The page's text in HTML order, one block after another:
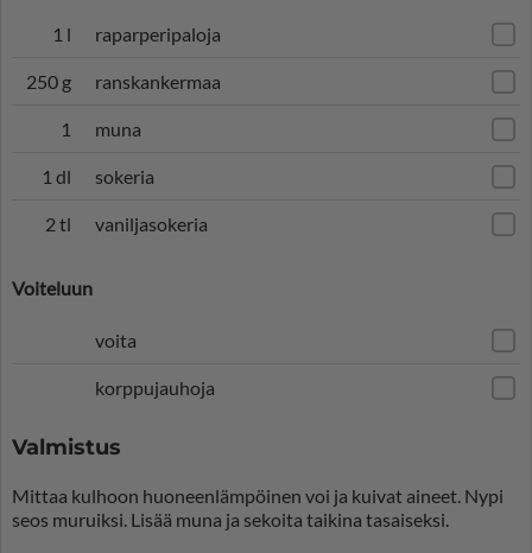
1 l raparperipaloja
250 g ranskankermaa
1 muna
1 dl sokeria
2 tl vaniljasokeria
Voiteluun
voita
korppujauhoja
Valmistus
Mittaa kulhoon huoneenlämpöinen voi ja kuivat aineet. Nypi
seos muruiksi. Lisää muna ja sekoita taikina tasaiseksi.